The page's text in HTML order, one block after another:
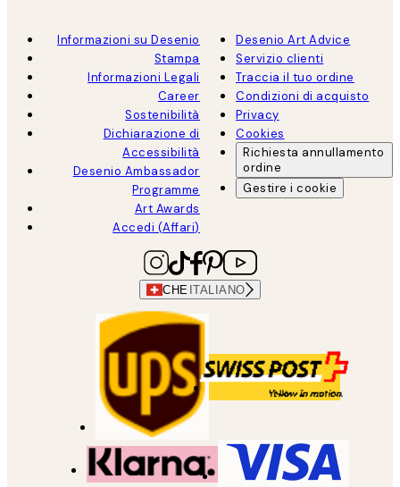
Informazioni su Desenio
Stampa
Informazioni Legali
Career
Sostenibilità
Dichiarazione di
Accessibilità
Desenio Ambassador
Programme
Art Awards
Accedi (Affari)
Desenio Art Advice
Servizio clienti
Traccia il tuo ordine
Condizioni di acquisto
Privacy
Cookies
Richiesta annullamento
ordine
Gestire i cookie
CHE ITALIANO